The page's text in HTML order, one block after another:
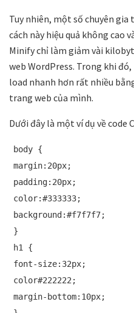
Tuy nhiên, một số chuyên
cách này hiệu quả không cao
Minify chỉ làm giảm vài
web WordPress. Trong khi
load nhanh hơn rất nhiều
trang web của mình.
Dưới đây là một ví dụ về code
body {
margin:20px;
padding:20px;
color:#333333;
background:#f7f7f7;
}
h1 {
font-size:32px;
color#222222;
margin-bottom:10px;